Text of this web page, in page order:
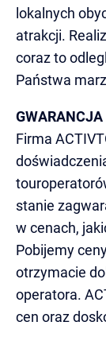
lokalnych
atrakcji.
coraz to
Państwa
Firma
stanie
w cenach,
Pobijemy
otrzymacie
operatora.
cen oraz